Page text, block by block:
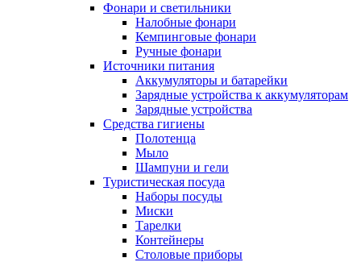
Фонари и светильники
Налобные фонари
Кемпинговые фонари
Ручные фонари
Источники питания
Аккумуляторы и батарейки
Зарядные устройства к аккумуляторам
Зарядные устройства
Средства гигиены
Полотенца
Мыло
Шампуни и гели
Туристическая посуда
Наборы посуды
Миски
Тарелки
Контейнеры
Столовые приборы